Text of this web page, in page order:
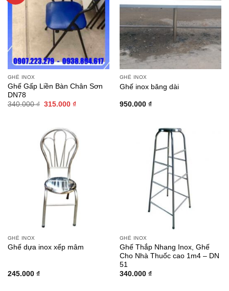
GHẾ INOX
Ghế Gấp Liền Bàn Chân Sơn
DN78
340.000₫ Giá
315.000 ₫Giá
GHẾ INOX
Ghế inox băng dài
950.000 ₫
GHẾ INOX
Ghế dựa inox xếp mâm
245.000 ₫
GHẾ INOX
Ghế Thắp Nhang Inox, Ghế
Cho Nhà Thuốc cao 1m4 – DN
51
340.000 ₫